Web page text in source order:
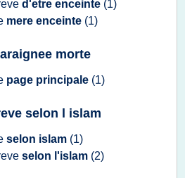
d'etre enceinte (1)
mere enceinte (1)
morte
page principale (1)
selon l islam
selon islam (1)
selon l'islam (2)